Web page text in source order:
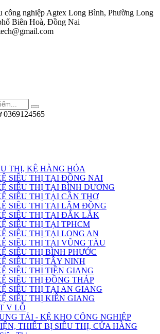
công nghiệp Agtex Long Bình, Phường Long
Biên Hoà, Đồng Nai
0369124565
THỊ, KỆ HÀNG HÓA
SIÊU THỊ TẠI ĐỒNG NAI
SIÊU THỊ TẠI BÌNH DƯƠNG
SIÊU THỊ TẠI CẦN THƠ
SIÊU THỊ TẠI LÂM ĐỒNG
SIÊU THỊ TẠI ĐẮK LẮK
SIÊU THỊ TẠI TPHCM
SIÊU THỊ TẠI LONG AN
SIÊU THỊ TẠI VŨNG TÀU
SIÊU THỊ BÌNH PHƯỚC
SIÊU THỊ TÂY NINH
SIÊU THỊ TIỀN GIANG
SIÊU THỊ ĐỒNG THÁP
SIÊU THỊ TẠI AN GIANG
SIÊU THỊ KIÊN GIANG
V LỖ
TẢI - KỆ KHO CÔNG NGHIỆP
THIẾT BỊ SIÊU THỊ, CỬA HÀNG